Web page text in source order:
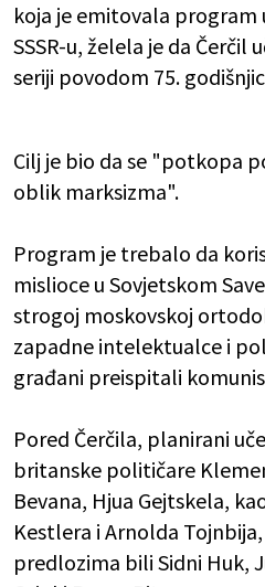
koja je emitovala program
SSSR-u, želela je da Čerčil
seriji povodom 75.
Cilj je bio da se "potkopa
oblik marksizma".
Program je trebalo da
mislioce u Sovjetskom
strogoj moskovskoj
zapadne intelektualce i
građani preispitali
Pored Čerčila, planirani
britanske političare
Bevana, Hjua Gejtskela,
Kestlera i Arnolda
predlozima bili Sidni Huk,